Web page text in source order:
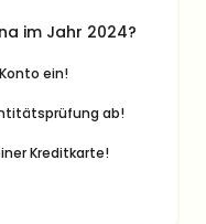
im Jahr 2024?
ein!
ab!
Kreditkarte!